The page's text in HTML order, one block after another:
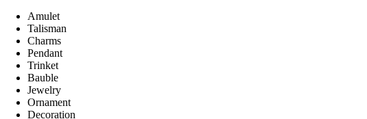
Amulet
Talisman
Charms
Pendant
Trinket
Bauble
Jewelry
Ornament
Decoration